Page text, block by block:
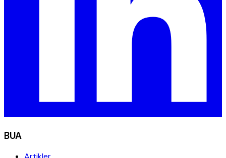
BUA